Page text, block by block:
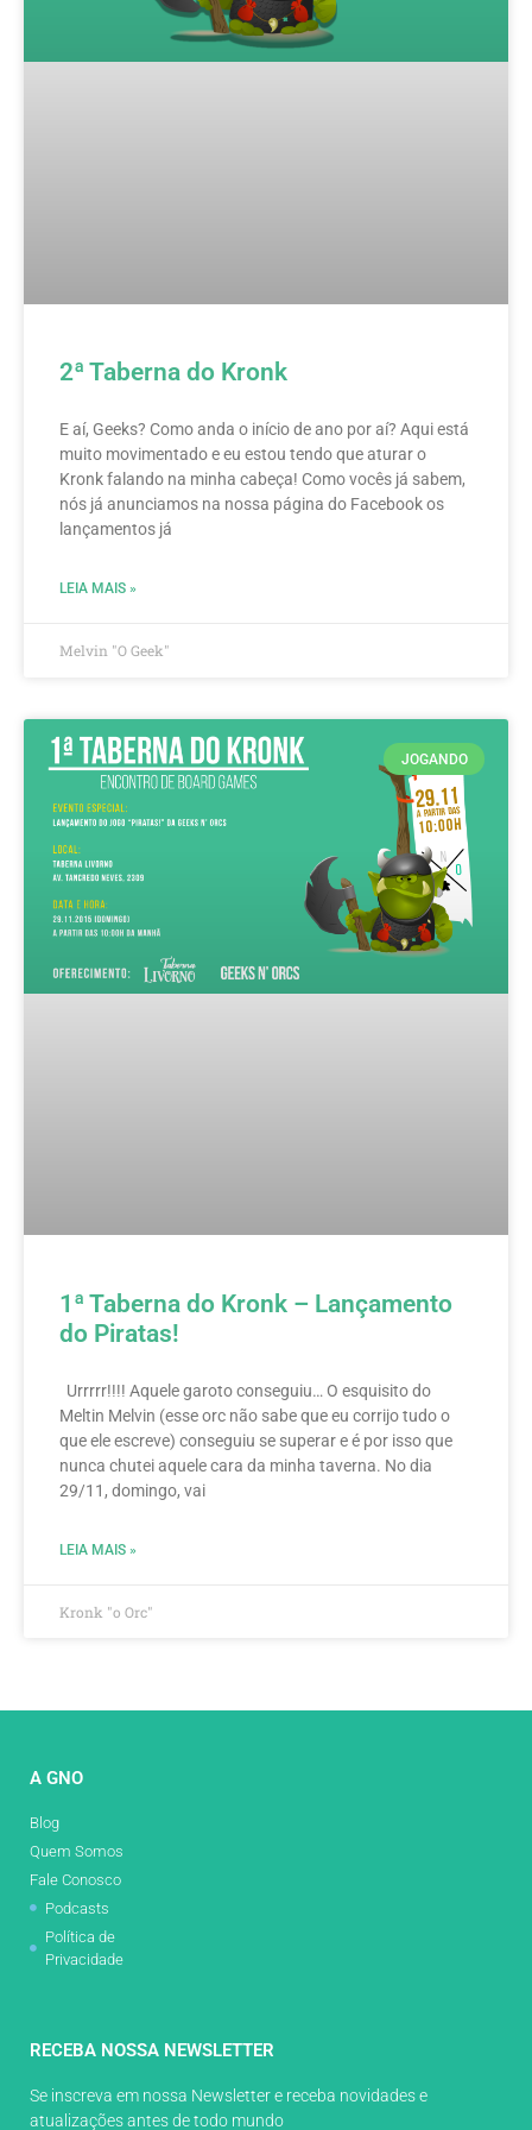
2ª Taberna do Kronk
E aí, Geeks? Como anda o início de ano por aí? Aqui está
muito movimentado e eu estou tendo que aturar o
Kronk falando na minha cabeça! Como vocês já sabem,
nós já anunciamos na nossa página do Facebook os
lançamentos já
LEIA MAIS »
Melvin "O Geek"
JOGANDO
1ª Taberna do Kronk – Lançamento
do Piratas!
Urrrrr!!!! Aquele garoto conseguiu… O esquisito do
Meltin Melvin (esse orc não sabe que eu corrijo tudo o
que ele escreve) conseguiu se superar e é por isso que
nunca chutei aquele cara da minha taverna. No dia
29/11, domingo, vai
LEIA MAIS »
Kronk "o Orc"
A GNO
Blog
Quem Somos
Fale Conosco
Podcasts
Política de
Privacidade
RECEBA NOSSA NEWSLETTER
Se inscreva em nossa Newsletter e receba novidades e
atualizações antes de todo mundo